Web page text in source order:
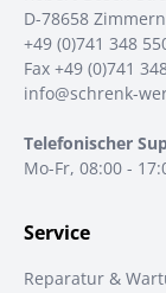
D-78658 Zimmern
+49 (0)741 348
Fax +49 (0)741
info@schrenk-
Telefonischer
Mo-Fr, 08:00 -
Service
Reparatur &